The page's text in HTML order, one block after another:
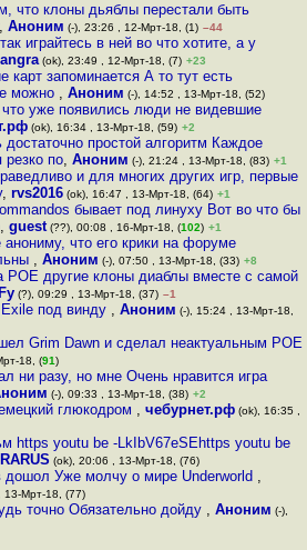
что клоны дьяблы перестали быть
,Аноним (-), 23:26 , 12-Мрт-18, (1) –44
играйтесь в ней во что хотите, а у
angra(ok), 23:49 , 12-Мрт-18, (7) +23
карт запоминается А то тут есть
можно , Аноним (-), 14:52 , 13-Мрт-18, (52)
уже появились люди не видевшие
(ok), 16:34 , 13-Мрт-18, (59) +2
достаточно простой алгоритм Каждое
резко по,Аноним (-), 21:24 , 13-Мрт-18, (83) +1
и для многих других игр, первые
, rvs2016(ok), 16:47 , 13-Мрт-18, (64) +1
бывает под линуху Вот во что бы
, guest(??), 00:08 , 16-Мрт-18, (102) +1
анониму, что его крики на форуме
, Аноним (-), 07:50 , 13-Мрт-18, (33) +8
другие клоны диаблы вместе с самой
Fy(?), 09:29 , 13-Мрт-18, (37) –1
под винду , Аноним (-), 15:24 , 13-Мрт-18,
Grim Dawn и сделал неактуальным POE
18, (91)
ни разу, но мне Очень нравится игра
(-), 09:33 , 13-Мрт-18, (38) +2
глюкодром , чебурнет.рф(ok), 16:35 ,
https youtu be -LkIbV67eSEhttps youtu be
(ok), 20:06 , 13-Мрт-18, (76)
дошол Уже молчу о мире Underworld ,
13-Мрт-18, (77)
точно Обязательно дойду ,Аноним (-),